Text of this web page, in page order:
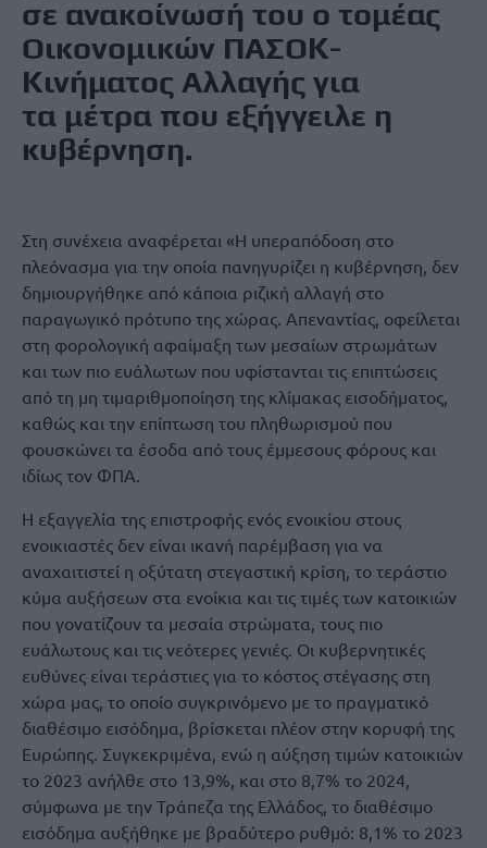
σε ανακοίνωσή του ο τομέας
Οικονομικών ΠΑΣΟΚ-
Κινήματος Αλλαγής για
τα μέτρα που εξήγγειλε η
κυβέρνηση.
Στη συνέχεια αναφέρεται «Η υπεραπόδοση στο
πλεόνασμα για την οποία πανηγυρίζει η κυβέρνηση, δεν
δημιουργήθηκε από κάποια ριζική αλλαγή στο
παραγωγικό πρότυπο της χώρας. Απεναντίας, οφείλεται
στη φορολογική αφαίμαξη των μεσαίων στρωμάτων
και των πιο ευάλωτων που υφίστανται τις επιπτώσεις
από τη μη τιμαριθμοποίηση της κλίμακας εισοδήματος,
καθώς και την επίπτωση του πληθωρισμού που
φουσκώνει τα έσοδα από τους έμμεσους φόρους και
ιδίως τον ΦΠΑ.
Η εξαγγελία της επιστροφής ενός ενοικίου στους
ενοικιαστές δεν είναι ικανή παρέμβαση για να
αναχαιτιστεί η οξύτατη στεγαστική κρίση, το τεράστιο
κύμα αυξήσεων στα ενοίκια και τις τιμές των κατοικιών
που γονατίζουν τα μεσαία στρώματα, τους πιο
ευάλωτους και τις νεότερες γενιές. Οι κυβερνητικές
ευθύνες είναι τεράστιες για το κόστος στέγασης στη
χώρα μας, το οποίο συγκρινόμενο με το πραγματικό
διαθέσιμο εισόδημα, βρίσκεται πλέον στην κορυφή της
Ευρώπης. Συγκεκριμένα, ενώ η αύξηση τιμών κατοικιών
το 2023 ανήλθε στο 13,9%, και στο 8,7% το 2024,
σύμφωνα με την Τράπεζα της Ελλάδος, το διαθέσιμο
εισόδημα αυξήθηκε με βραδύτερο ρυθμό: 8,1% το 2023